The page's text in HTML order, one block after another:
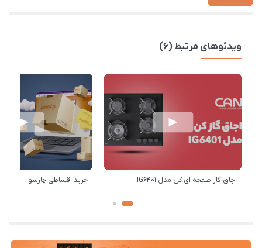
ویدئوهای مرتبط (6)
اجاق گاز صفحه ای کن مدل IG6401 خرید اقساطی چارسو